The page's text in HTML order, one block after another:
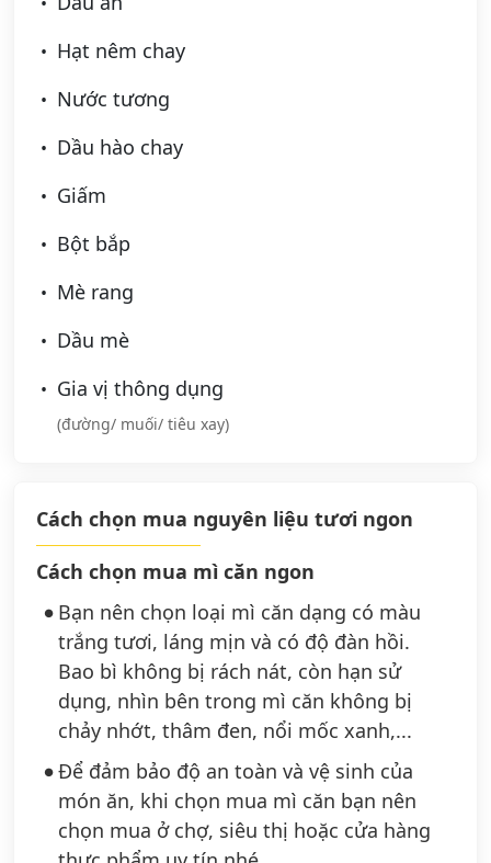
Hạt nêm chay
Nước tương
Dầu hào chay
Giấm
Bột bắp
Mè rang
Dầu mè
Gia vị thông dụng
(đường/ muối/ tiêu xay)
Cách chọn mua nguyên liệu tươi ngon
Cách chọn mua mì căn ngon
Bạn nên chọn loại mì căn dạng có màu
trắng tươi, láng mịn và có độ đàn hồi.
Bao bì không bị rách nát, còn hạn sử
dụng, nhìn bên trong mì căn không bị
chảy nhớt, thâm đen, nổi mốc xanh,...
Để đảm bảo độ an toàn và vệ sinh của
món ăn, khi chọn mua mì căn bạn nên
chọn mua ở chợ, siêu thị hoặc cửa hàng